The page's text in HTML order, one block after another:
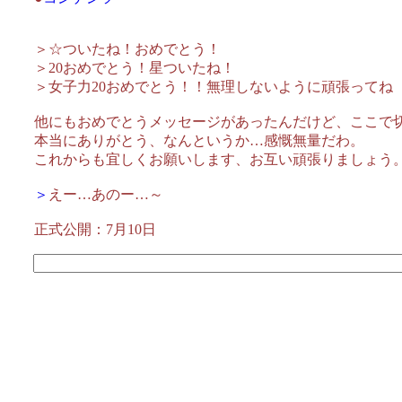
＞☆ついたね！おめでとう！
＞20おめでとう！星ついたね！
＞女子力20おめでとう！！無理しないように頑張ってね
他にもおめでとうメッセージがあったんだけど、ここで
本当にありがとう、なんというか…感慨無量だわ。
これからも宜しくお願いします、お互い頑張りましょう。
＞ えー…あのー…～
正式公開：7月10日